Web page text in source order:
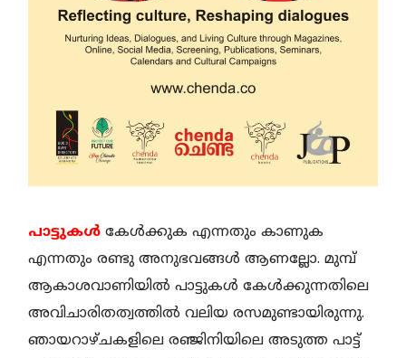
പാട്ടുകൾ കേൾക്കുക എന്നതും കാണുക
എന്നതും രണ്ടു അനുഭവങ്ങൾ ആണല്ലോ. മുമ്പ്
ആകാശവാണിയിൽ പാട്ടുകൾ കേൾക്കുന്നതിലെ
അവിചാരിതത്വത്തിൽ വലിയ രസമുണ്ടായിരുന്നു.
ഞായറാഴ്ചകളിലെ രഞ്ജിനിയിലെ അടുത്ത പാട്ട്